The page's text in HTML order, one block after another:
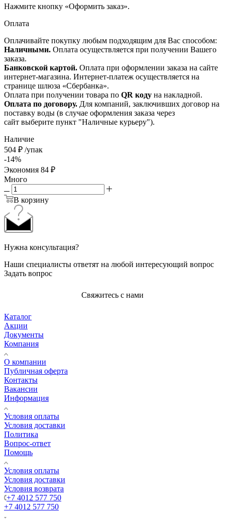
Нажмите кнопку «Оформить заказ».
Оплата
Оплачивайте покупку любым подходящим для Вас способом:
Наличными. Оплата осуществляется при получении Вашего
заказа.
Банковской картой. Оплата при оформлении заказа на сайте
интернет-магазина. Интернет-платеж осуществляется на
странице шлюза «Сбербанка».
Оплата при получении товара по QR коду на накладной.
Оплата по договору. Для компаний, заключивших договор на
поставку воды (в случае оформления заказа через
сайт выберите пункт "Наличные курьеру").
Наличие
504 ₽ /упак
-14%
Экономия 84 ₽
Много
В корзину
Нужна консультация?
Наши специалисты ответят на любой интересующий вопрос
Задать вопрос
Свяжитесь с нами
Каталог
Акции
Документы
Компания
О компании
Публичная оферта
Контакты
Вакансии
Информация
Условия оплаты
Условия доставки
Политика
Вопрос-ответ
Помощь
Условия оплаты
Условия доставки
Условия возврата
+7 4012 577 750
+7 4012 577 750